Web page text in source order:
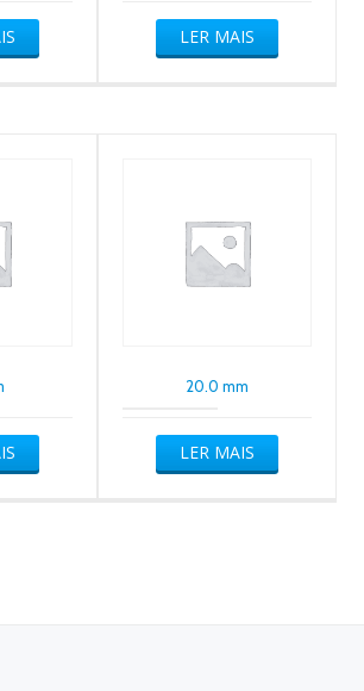
LER MAIS
20.0 mm
LER MAIS